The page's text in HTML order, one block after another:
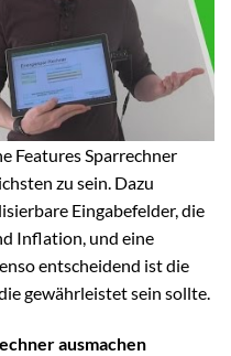
Features Sparrechner
zu sein. Dazu
Eingabefelder, die
Inflation, und eine
entscheidend ist die
gewährleistet sein sollte.
ausmachen